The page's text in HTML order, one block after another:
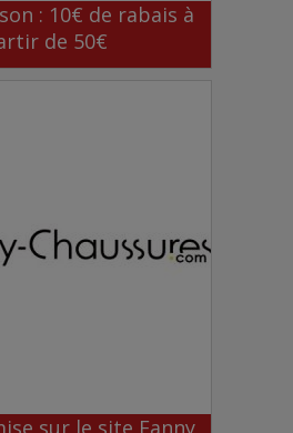
: 10€ de rabais à
de 50€
sur le site Fanny